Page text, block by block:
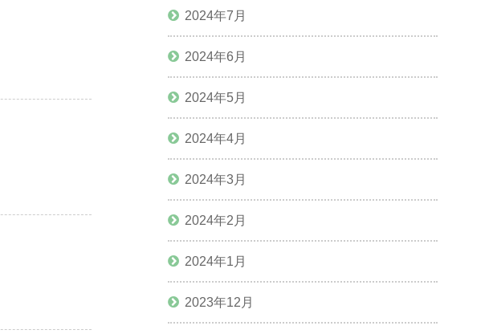
2024年7月
2024年6月
2024年5月
2024年4月
2024年3月
2024年2月
2024年1月
2023年12月